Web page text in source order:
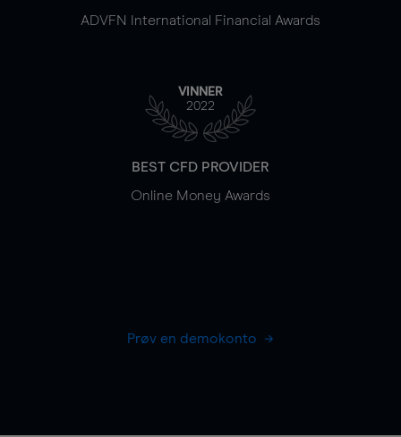
ADVFN International Financial Awards
VINNER
2022
BEST CFD PROVIDER
Online Money Awards
Prøv en demokonto